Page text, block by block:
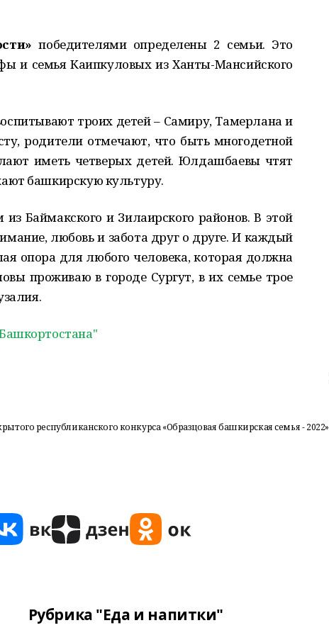
» победителями определены 2 семьи. Это
и семья Каипкуловых из Ханты-Мансийского
троих детей – Самиру, Тамерлана и
родители отмечают, что быть многодетной
иметь четверых детей. Юлдашбаевы чтят
башкирскую культуру.
Баймакского и Зилаирского районов. В этой
любовь и забота друг о друге. И каждый
опора для любого человека, которая должна
проживаю в городе Сургут, в их семье трое
республиканского конкурса «Образцовая башкирская семья - 2022»
Рубрика "Еда и напитки"